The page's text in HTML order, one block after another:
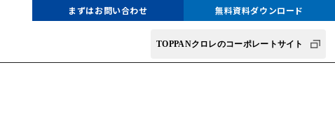
まずはお問い合わせ 無料資料ダウンロード
TOPPANクロレのコーポレートサイト